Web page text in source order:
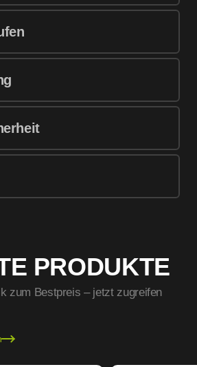
PRODUKTE
zum Bestpreis – jetzt zugreifen